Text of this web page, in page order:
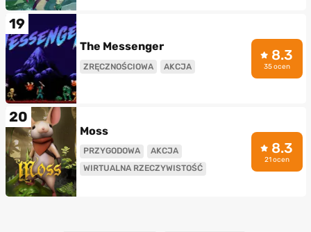
19
The Messenger
ZRĘCZNOŚCIOWA AKCJA
8.3
35 ocen
20
Moss
PRZYGODOWA
AKCJA
WIRTUALNA RZECZYWISTOŚĆ
8.3
21 ocen